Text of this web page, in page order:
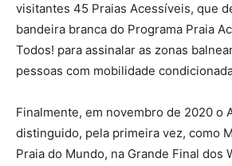
visitantes 45 Praias Acessíveis, que
bandeira branca do Programa Praia
Todos! para assinalar as zonas
pessoas com mobilidade
Finalmente, em novembro de 2020 o
distinguido, pela primeira vez, como
Praia do Mundo, na Grande Final dos